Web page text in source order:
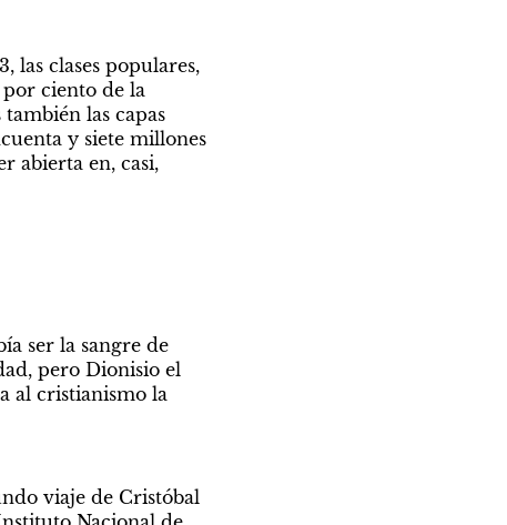
las clases populares,
ciento de la
las capas
y siete millones
abierta en, casi,
ser la sangre de
pero Dionisio el
al cristianismo la
viaje de Cristóbal